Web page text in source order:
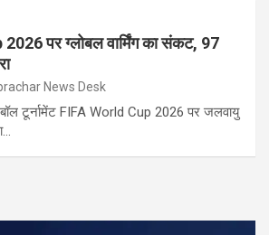
पर ग्लोबल वार्मिंग का संकट, 97
News Desk
टूर्नामेंट FIFA World Cup 2026 पर जलवायु